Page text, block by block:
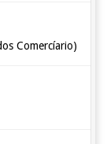
Comercíario)